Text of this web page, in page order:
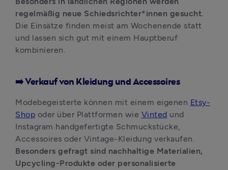
regelmäßig neue Schiedsrichter*innen gesucht.
Die Einsätze finden meist am Wochenende statt
und lassen sich gut mit einem Hauptberuf
kombinieren.
➡️ Verkauf von Kleidung und Accessoires
Modebegeisterte können mit einem eigenen Etsy-
Shop oder über Plattformen wie Vinted und
Instagram handgefertigte Schmuckstücke,
Besonders gefragt sind nachhaltige Materialien,
Upcycling-Produkte oder personalisierte